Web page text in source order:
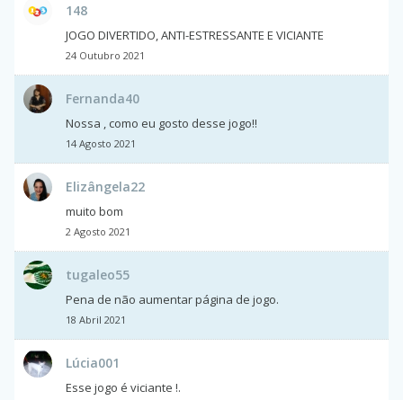
148
JOGO DIVERTIDO, ANTI-ESTRESSANTE E VICIANTE
24 Outubro 2021
Fernanda40
Nossa , como eu gosto desse jogo!!
14 Agosto 2021
Elizângela22
muito bom
2 Agosto 2021
tugaleo55
Pena de não aumentar página de jogo.
18 Abril 2021
Lúcia001
Esse jogo é viciante !.